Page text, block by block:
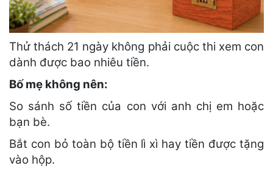
Thử thách 21 ngày không phải cuộc thi xem con
dành được bao nhiêu tiền.
Bố mẹ không nên:
So sánh số tiền của con với anh chị em hoặc
bạn bè.
Bắt con bỏ toàn bộ tiền lì xì hay tiền được tặng
vào hộp.